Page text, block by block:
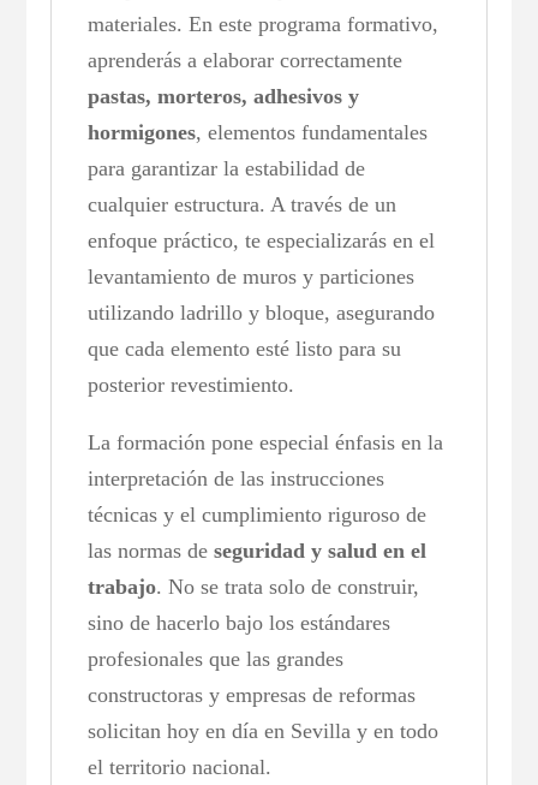
materiales. En este programa formativo,
aprenderás a elaborar correctamente
pastas, morteros, adhesivos y
hormigones, elementos fundamentales
para garantizar la estabilidad de
cualquier estructura. A través de un
enfoque práctico, te especializarás en el
levantamiento de muros y particiones
utilizando ladrillo y bloque, asegurando
que cada elemento esté listo para su
posterior revestimiento.
La formación pone especial énfasis en la
interpretación de las instrucciones
técnicas y el cumplimiento riguroso de
las normas deseguridad y salud en el
trabajo. No se trata solo de construir,
sino de hacerlo bajo los estándares
profesionales que las grandes
constructoras y empresas de reformas
solicitan hoy en día en Sevilla y en todo
el territorio nacional.